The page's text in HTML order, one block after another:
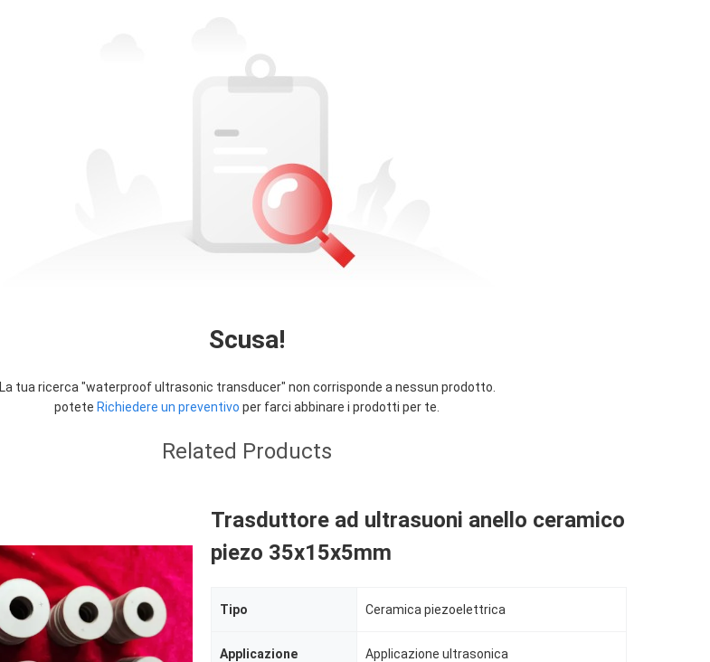
Scusa!
La tua ricerca "waterproof ultrasonic transducer" non corrisponde a nessun prodotto.
potete Richiedere un preventivo per farci abbinare i prodotti per te.
Related Products
Trasduttore ad ultrasuoni anello ceramico
piezo 35x15x5mm
Tipo Ceramica piezoelettrica
Applicazione Applicazione ultrasonica